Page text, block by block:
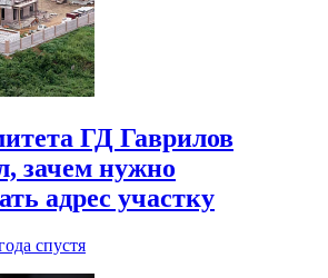
ГД Гаврилов
зачем нужно
адрес участку
спустя